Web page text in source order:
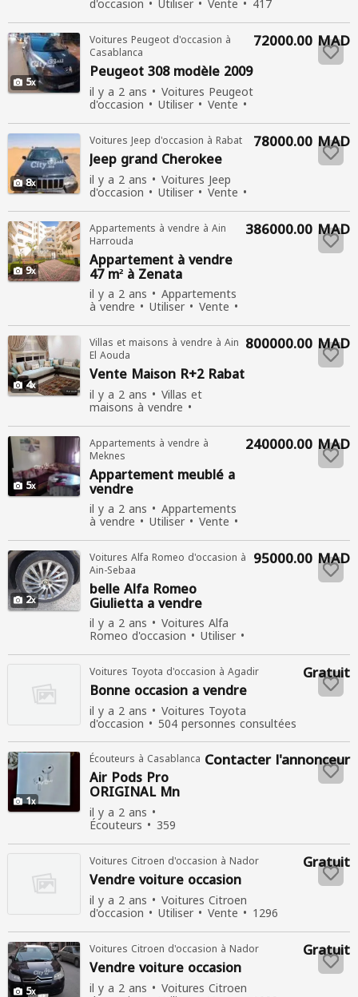
d'occasion Utiliser Vente 417
personnes consultées
5
Voitures Peugeot d'occasion à
Casablanca
Peugeot 308 modèle 2009
il y a 2 ans Voitures Peugeot
d'occasion Utiliser Vente
587 personnes consultées
72000.00 MAD
8
Voitures Jeep d'occasion à Rabat
Jeep grand Cherokee
il y a 2 ans Voitures Jeep
d'occasion Utiliser Vente
602 personnes consultées
78000.00 MAD
9
Appartements à vendre à Ain
Harrouda
Appartement à vendre
47 m² à Zenata
il y a 2 ans Appartements
à vendre Utiliser Vente
750 personnes consultées
386000.00 MAD
4
Villas et maisons à vendre à Ain
El Aouda
Vente Maison R+2 Rabat
il y a 2 ans Villas et
maisons à vendre
Nouvelle Vente 475
personnes consultées
800000.00 MAD
5
Appartements à vendre à
Meknes
Appartement meublé a
vendre
il y a 2 ans Appartements
à vendre Utiliser Vente
534 personnes consultées
240000.00 MAD
2
Voitures Alfa Romeo d'occasion à
Ain-Sebaa
belle Alfa Romeo
Giulietta a vendre
il y a 2 ans Voitures Alfa
Romeo d'occasion Utiliser
Vente 679 personnes
consultées
95000.00 MAD
Voitures Toyota d'occasion à Agadir
Bonneoccasiona vendre
il y a 2 ans Voitures Toyota
d'occasion 504 personnes consultées
Gratuit
1
Écouteurs à Casablanca
Air Pods Pro
ORIGINAL Mn
????????
il y a 2 ans
Écouteurs 359
personnes consultées
Contacter l'annonceur
Voitures Citroen d'occasion à Nador
Vendre voitureoccasion
il y a 2 ans Voitures Citroen
d'occasion Utiliser Vente 1296
personnes consultées
Gratuit
5
Voitures Citroen d'occasion à Nador
Vendre voitureoccasion
il y a 2 ans Voitures Citroen
Gratuit